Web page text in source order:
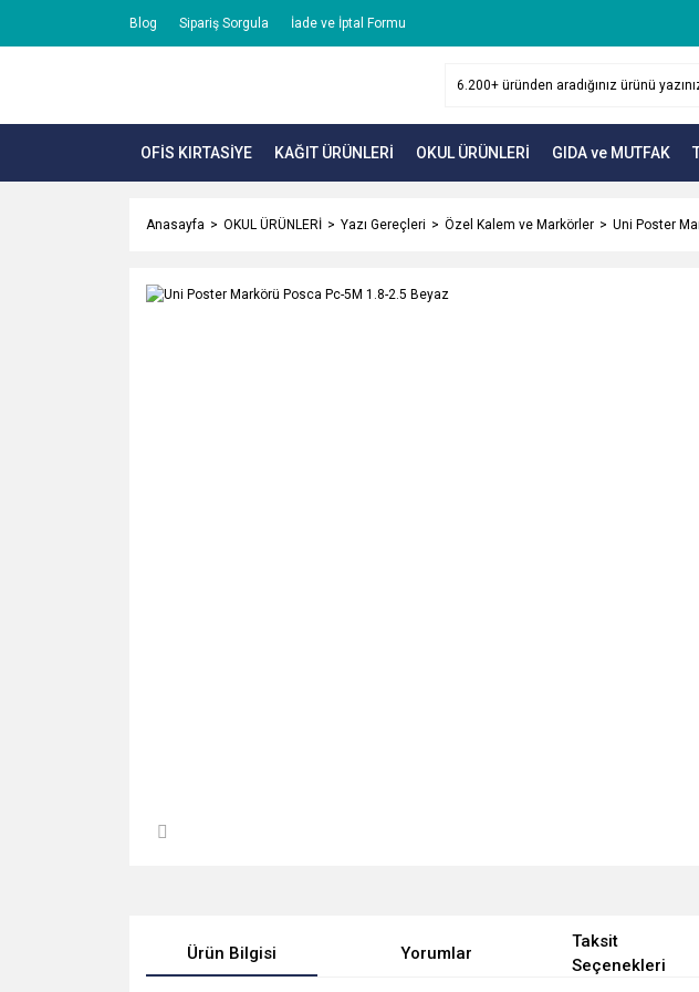
Blog Sipariş Sorgula İade ve İptal Formu
OFİS KIRTASİYE KAĞIT ÜRÜNLERİ OKUL ÜRÜNLERİ GIDA ve MUTFAK
Anasayfa OKUL ÜRÜNLERİ Yazı Gereçleri Özel Kalem ve Markörler Uni Poster
Ürün Bilgisi Yorumlar
Taksit
Seçenekleri